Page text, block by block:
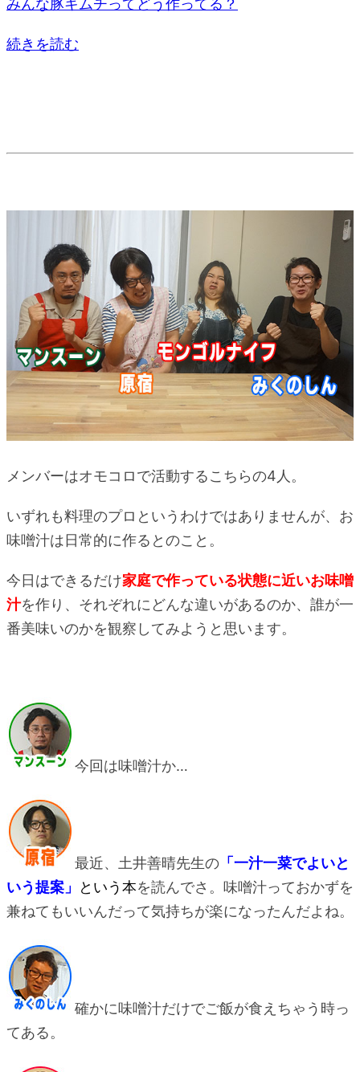
みんな豚キムチってどう作ってる？
続きを読む
メンバーはオモコロで活動するこちらの4人。
いずれも料理のプロというわけではありませんが、お
味噌汁は日常的に作るとのこと。
今日はできるだけ家庭で作っている状態に近いお味噌
汁を作り、それぞれにどんな違いがあるのか、誰が一
番美味いのかを観察してみようと思います。
今回は味噌汁か…
最近、土井善晴先生の 「一汁一菜でよいと
いう提案」
という本を読んでさ。味噌汁っておかずを
兼ねてもいいんだって気持ちが楽になったんだよね。
確かに味噌汁だけでご飯が食えちゃう時っ
てある。